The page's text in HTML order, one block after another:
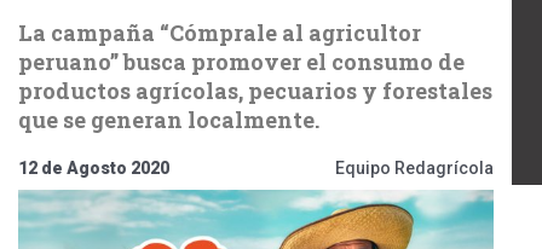
La campaña “Cómprale al agricultor
peruano” busca promover el consumo de
productos agrícolas, pecuarios y forestales
que se generan localmente.
12 de Agosto 2020 Equipo Redagrícola